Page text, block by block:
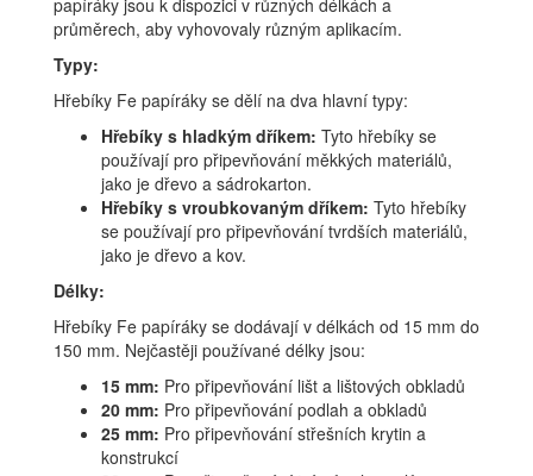
papíráky jsou k dispozici v různých délkách a
průměrech, aby vyhovovaly různým aplikacím.
Typy:
Hřebíky Fe papíráky se dělí na dva hlavní typy:
Hřebíky s hladkým dříkem: Tyto hřebíky se
používají pro připevňování měkkých materiálů,
jako je dřevo a sádrokarton.
Hřebíky s vroubkovaným dříkem: Tyto hřebíky
se používají pro připevňování tvrdších materiálů,
jako je dřevo a kov.
Délky:
Hřebíky Fe papíráky se dodávají v délkách od 15 mm do
150 mm. Nejčastěji používané délky jsou:
15 mm: Pro připevňování lišt a lištových obkladů
20 mm: Pro připevňování podlah a obkladů
25 mm: Pro připevňování střešních krytin a
konstrukcí